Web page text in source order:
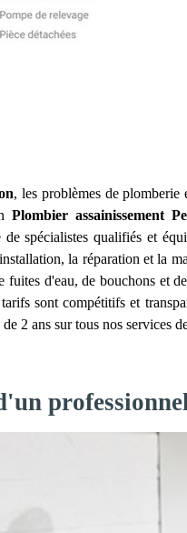
, les problèmes de plomberie
Plombier assainissement
de spécialistes qualifiés et
la réparation et la
fuites d'eau, de bouchons et
sont compétitifs et
2 ans sur tous nos services